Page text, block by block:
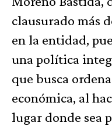
clausurado más
en la entidad,
una política
que busca
económica, al
lugar donde sea